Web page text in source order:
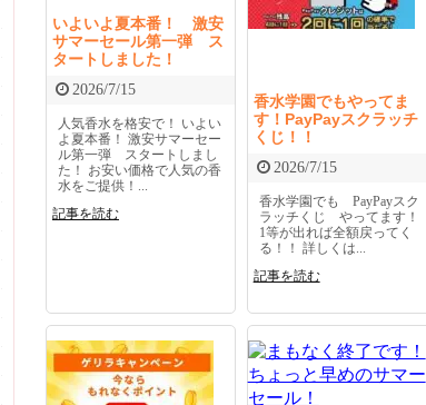
いよいよ夏本番！ 激安
サマーセール第一弾 ス
タートしました！
2026/7/15
人気香水を格安で！ いよい
よ夏本番！ 激安サマーセー
ル第一弾 スタートしまし
た！ お安い価格で人気の香
水をご提供！...
記事を読む
香水学園でもやってま
す！PayPayスクラッチ
くじ！！
2026/7/15
香水学園でも PayPayスク
ラッチくじ やってます！
1等が出れば全額戻ってく
る！！ 詳しくは...
記事を読む